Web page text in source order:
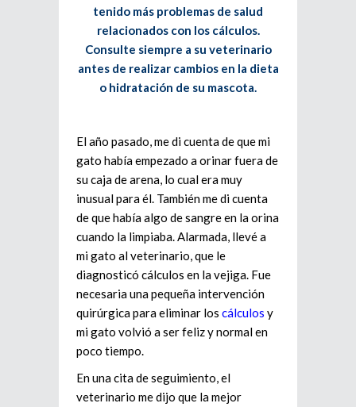
tenido más problemas de salud
relacionados con los cálculos.
Consulte siempre a su veterinario
antes de realizar cambios en la dieta
o hidratación de su mascota.
El año pasado, me di cuenta de que mi
gato había empezado a orinar fuera de
su caja de arena, lo cual era muy
inusual para él. También me di cuenta
de que había algo de sangre en la orina
cuando la limpiaba. Alarmada, llevé a
mi gato al veterinario, que le
diagnosticó cálculos en la vejiga. Fue
necesaria una pequeña intervención
quirúrgica para eliminar los cálculos y
mi gato volvió a ser feliz y normal en
poco tiempo.
En una cita de seguimiento, el
veterinario me dijo que la mejor